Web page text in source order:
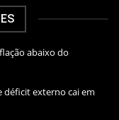
abaixo do
déficit externo cai em